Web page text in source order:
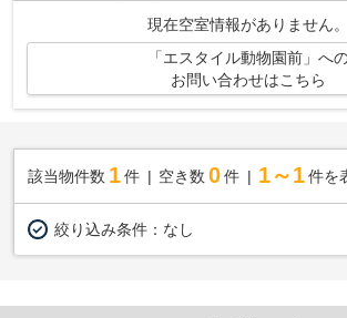
現在空室情報がありません。
「エスタイル動物園前」へ
お問い合わせはこちら
該当物件数 1件 空き数 0 件 1～1 件を
絞り込み条件： なし